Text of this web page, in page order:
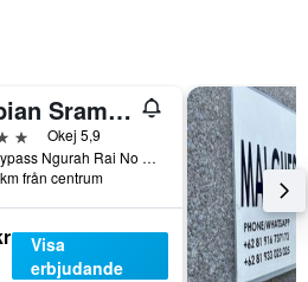
Abian Srama Hotel & Spa
Okej 5,9
Jl Bypass Ngurah Rai No 28, Denpasar, Indonesien
från centrum
Visa
erbjudande